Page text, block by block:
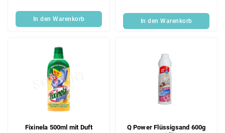
In den Warenkorb In den Warenkorb
Fixinela 500ml mit Duft
Q Power Flüssigsand 600g